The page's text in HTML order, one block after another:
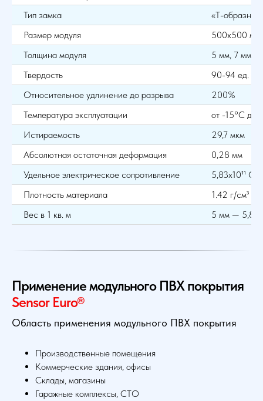
Тип замка
«Т-
Размер модуля
500х500 мм
Толщина модуля
5 мм, 7 мм
Твердость
90-94 ед.
Относительное удлинение до разрыва
200%
Температура эксплуатации
от -15°С до
Истираемость
29,7 мкм
Абсолютная остаточная деформация
0,28 мм
Удельное электрическое сопротивление
5,83х10¹¹
Плотность материала
1.42 г/см³
Вес в 1 кв. м
5 мм — 5,8
Применение модульного ПВХ покрытия
Sensor Euro®
Область применения модульного ПВХ покрытия
Производственные помещения
Коммерческие здания, офисы
Склады, магазины
Гаражные комплексы, СТО